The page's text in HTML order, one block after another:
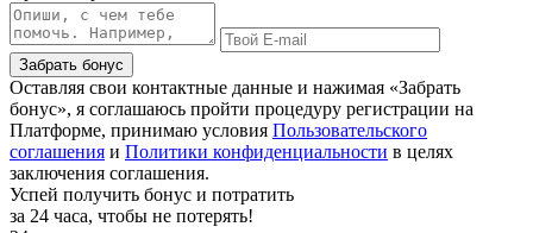
Забрать бонус
Оставляя свои контактные данные и нажимая «Забрать
бонус», я соглашаюсь пройти процедуру регистрации на
Платформе, принимаю условия Пользовательского
соглашения и Политики конфиденциальности в целях
заключения соглашения.
Успей получить бонус и потратить
за 24 часа, чтобы не потерять!